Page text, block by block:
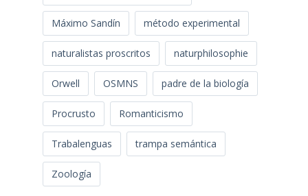
Máximo Sandín método experimental
naturalistas proscritos naturphilosophie
Orwell OSMNS padre de la biología
Procrusto Romanticismo
Trabalenguas trampa semántica
Zoología